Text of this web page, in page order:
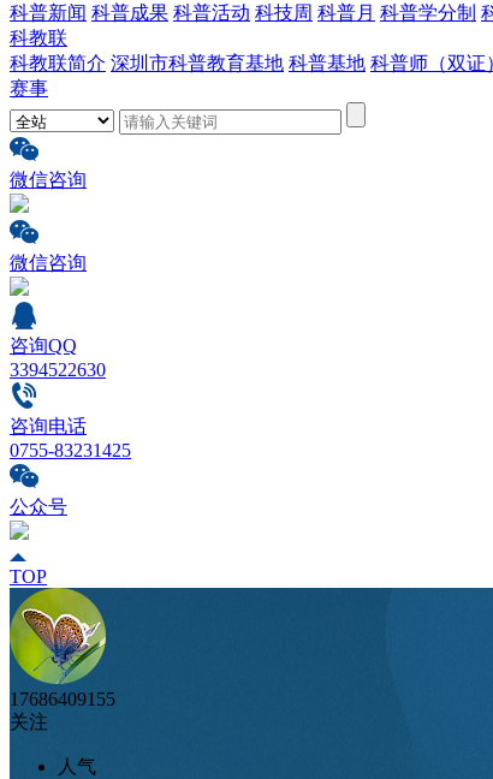
科普新闻 科普成果 科普活动 科技周 科普月 科普学分制
科教联
科教联简介 深圳市科普教育基地 科普基地 科普师（双证
赛事
微信咨询
微信咨询
咨询QQ
3394522630
咨询电话
0755-83231425
公众号
TOP
17686409155
关注
人气